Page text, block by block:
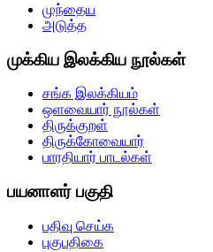
முந்தைய
அடுத்த
முக்கிய இலக்கிய நூல்கள்
சங்க இலக்கியம்
ஒளவையார் நூல்கள்
திருக்குறள்
திருக்கோவையார்
பாரதியார் பாடல்கள்
பயனாளர் பகுதி
பதிவு செய்க
புகுபதிகை